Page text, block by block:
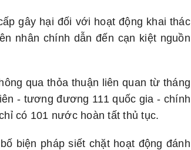
gây hại đối với hoạt động khai thác
nhân chính dẫn đến cạn kiệt nguồn
qua thỏa thuận liên quan từ tháng
- tương đương 111 quốc gia - chính
có 101 nước hoàn tất thủ tục.
biện pháp siết chặt hoạt động đánh